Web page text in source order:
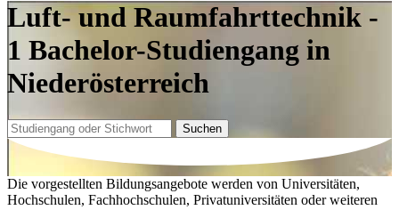
Luft- und Raumfahrttechnik -
1 Bachelor-Studiengang in
Niederösterreich
Suchen
Die vorgestellten Bildungsangebote werden von Universitäten,
Hochschulen, Fachhochschulen, Privatuniversitäten oder weiteren